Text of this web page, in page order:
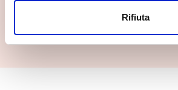
Rifiuta